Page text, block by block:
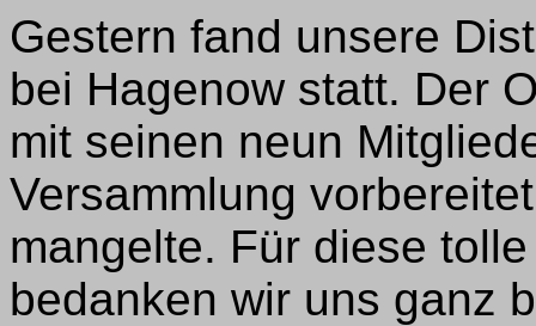
Gestern fand unsere
bei Hagenow statt. Der
mit seinen neun
Versammlung
mangelte. Für diese
bedanken wir uns ganz